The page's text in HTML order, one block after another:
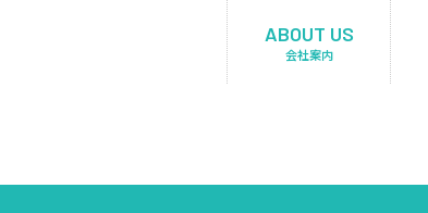
ABOUT US
会社案内